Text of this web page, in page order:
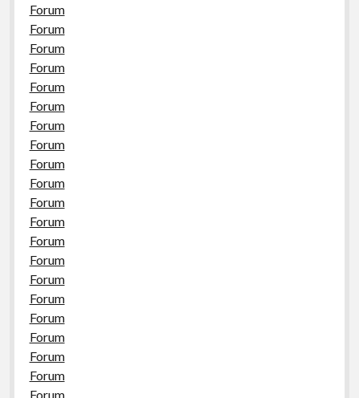
Forum
Forum
Forum
Forum
Forum
Forum
Forum
Forum
Forum
Forum
Forum
Forum
Forum
Forum
Forum
Forum
Forum
Forum
Forum
Forum
Forum